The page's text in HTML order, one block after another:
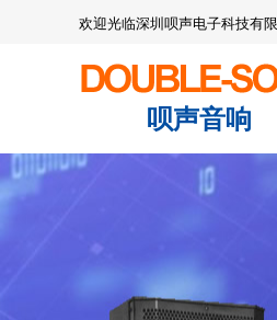
欢迎光临深圳呗声电子科技有
呗声音响